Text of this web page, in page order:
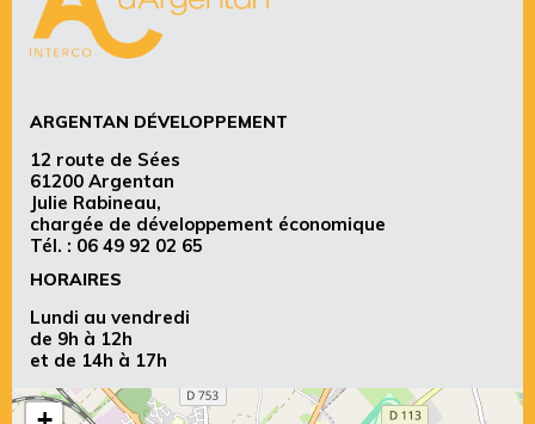
ARGENTAN DÉVELOPPEMENT
12 route de Sées
61200 Argentan
Julie Rabineau,
chargée de développement économique
Tél. : 06 49 92 02 65
HORAIRES
Lundi au vendredi
de 9h à 12h
et de 14h à 17h